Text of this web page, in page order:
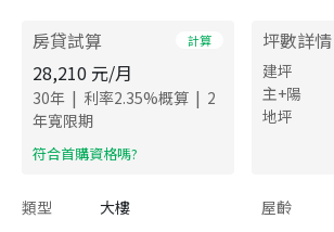
房貸試算 計算
28,210 元/月
30年 | 利率2.35%概算 | 2
年寬限期
​符合首購資格嗎?
坪數詳情
建坪
主+陽
地坪
類型 大樓 屋齡